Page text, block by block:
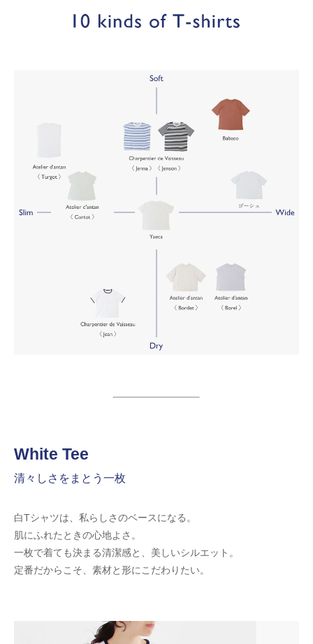
White Tee
清々しさをまとう一枚
白Tシャツは、私らしさのベースになる。
肌にふれたときの心地よさ。
一枚で着ても決まる清潔感と、美しいシルエット。
定番だからこそ、素材と形にこだわりたい。